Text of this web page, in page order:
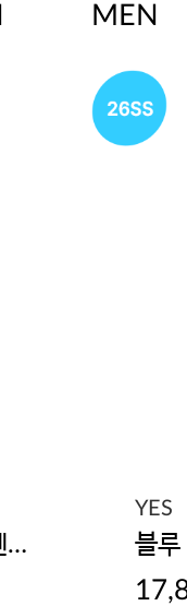
MEN
커버리지 아이스무브 프렌치 팬티
YES
블루